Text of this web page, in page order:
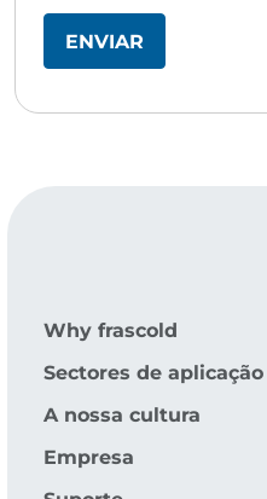
Why frascold
Sectores de aplicação
A nossa cultura
Empresa